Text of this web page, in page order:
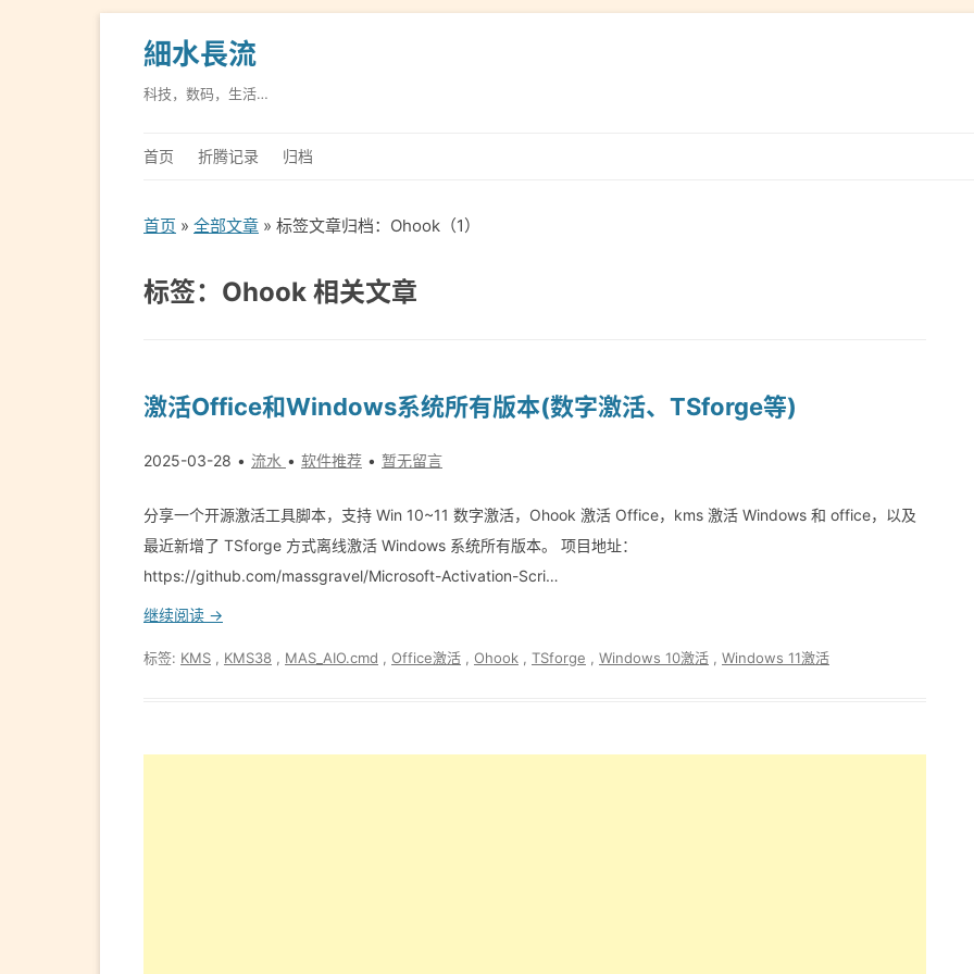
細水長流
科技，数码，生活…
首页 折腾记录 归档
首页 » 全部文章 » 标签文章归档：Ohook（1）
标签：Ohook 相关文章
激活Office和Windows系统所有版本(数字激活、TSforge等)
2025-03-28 流水 软件推荐 暂无留言
分享一个开源激活工具脚本，支持 Win 10~11 数字激活，Ohook 激活 Office，kms 激活 Windows 和 office，以及
最近新增了 TSforge 方式离线激活 Windows 系统所有版本。 项目地址：
https://github.com/massgravel/Microsoft-Activation-Scri…
继续阅读 →
标签: KMS KMS38 MAS_AIO.cmd Office激活 Ohook TSforge Windows 10激活 Windows 11激活